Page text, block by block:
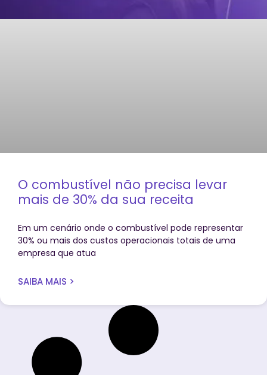
O combustível não precisa levar
mais de 30% da sua receita
Em um cenário onde o combustível pode representar
30% ou mais dos custos operacionais totais de uma
empresa que atua
SAIBA MAIS >